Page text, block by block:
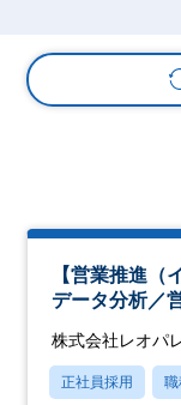
【営業推進（
データ分析／
株式会社レオパ
正社員採用